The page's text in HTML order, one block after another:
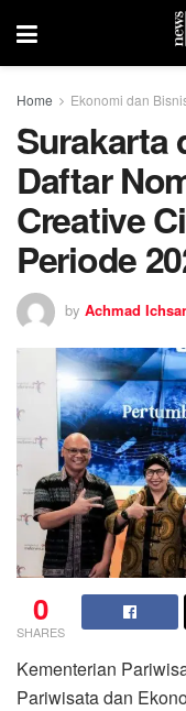
Home Ekonomi dan
Surakarta
Daftar
Creative
Periode
by Achmad
0
SHARES
Kementerian
Pariwisata dan